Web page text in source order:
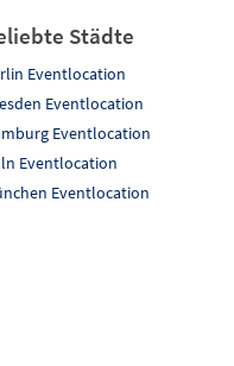
Städte
Eventlocation
Eventlocation
Eventlocation
Eventlocation
Eventlocation